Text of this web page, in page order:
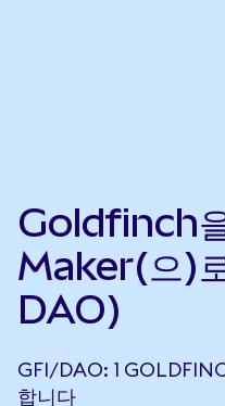
Goldfinch
Maker(으)
DAO)
GFI/DAO: 1
합니다